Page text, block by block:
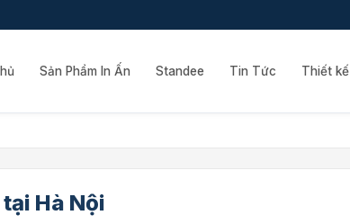
Sản Phẩm In Ấn Standee Tin Tức Thiết kế
Hà Nội